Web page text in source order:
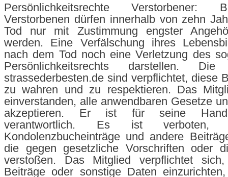
Persönlichkeitsrechte Verstorbener:
Verstorbenen dürfen innerhalb von zehn
Tod nur mit Zustimmung engster
werden. Eine Verfälschung ihres
nach dem Tod noch eine Verletzung des
Persönlichkeitsrechts darstellen.
strassederbesten.de sind verpflichtet, diese
zu wahren und zu respektieren. Das
einverstanden, alle anwendbaren Gesetze
akzeptieren. Er ist für seine
verantwortlich. Es ist verboten,
Kondolenzbucheinträge und andere
die gegen gesetzliche Vorschriften oder
verstoßen. Das Mitglied verpflichtet
Beiträge oder sonstige Daten